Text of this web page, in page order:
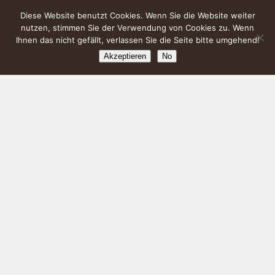
Diese Website benutzt Cookies. Wenn Sie die Website weiter
nutzen, stimmen Sie der Verwendung von Cookies zu. Wenn
Ihnen das nicht gefällt, verlassen Sie die Seite bitte umgehend!
Akzeptieren No